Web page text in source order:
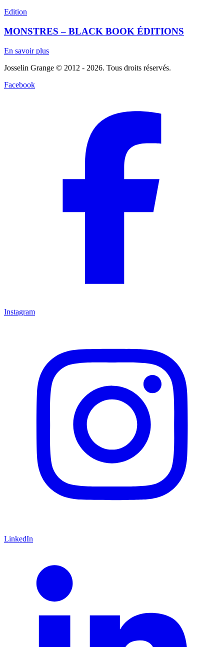
Edition
MONSTRES – BLACK BOOK ÉDITIONS
En savoir plus
Josselin Grange © 2012 - 2026. Tous droits réservés.
Facebook
Instagram
LinkedIn